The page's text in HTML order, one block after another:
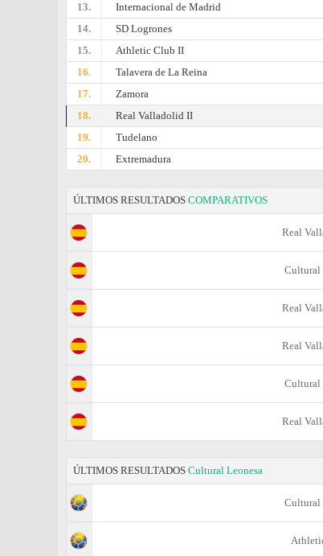
13.
Internacional de Madrid
14.
SD Logrones
15.
Athletic Club II
16.
Talavera de La Reina
17.
Zamora
18.
Real Valladolid II
19.
Tudelano
20.
Extremadura
ÚLTIMOS RESULTADOS COMPARATIVOS
Real
Cultural
Real
Real
Cultural
Real
ÚLTIMOS RESULTADOS Cultural Leonesa
Cultural